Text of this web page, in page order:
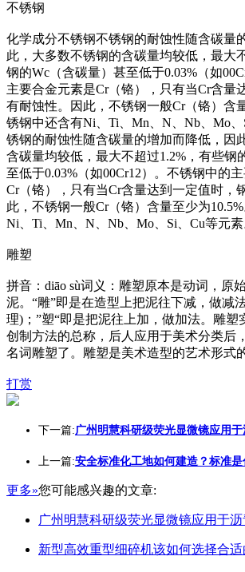
不锈钢
化学成分不锈钢不锈钢的耐蚀性随含碳量
此，大多数不锈钢的含碳量均较低，最大
钢的Wc（含碳量）甚至低于0.03%（如
主要合金元素是Cr（铬），只有当Cr含量
有耐蚀性。因此，不锈钢一般Cr（铬）含
锈钢中还含有Ni、Ti、Mn、N、Nb、Mo
锈钢的耐蚀性随含碳量的增加而降低，因
含碳量均较低，最大不超过1.2%，有些钢
至低于0.03%（如00Cr12）。不锈钢中的
Cr（铬），只有当Cr含量达到一定值时，
此，不锈钢一般Cr（铬）含量至少为
Ni、Ti、Mn、N、Nb、Mo、Si、Cu等元素
雕塑
拼音：diāo sù词义：雕塑原本是动词，原
泥。“雕”即是在造型上把泥往下减，做减
理)；”塑“即是把泥往上加，做加法。雕塑
创制方法的总称，后人应用于美术分类后
名词雕塑了。雕塑是美术造型的艺术形式
打赏
下一篇:广州明慧科研级荧光显微镜应用于
上一篇:安全标准化工地如何建造？标准是
更多»您可能感兴趣的文章:
广州明慧科研级荧光显微镜应用于沥
新型高效重型细碎机该如何选择合